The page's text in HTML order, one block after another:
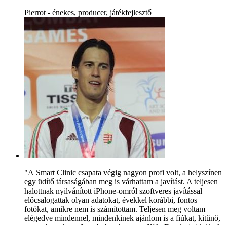
Pierrot - énekes, producer, játékfejlesztő
"A Smart Clinic csapata végig nagyon profi volt, a helyszínen
egy üdítő társaságában meg is várhattam a javítást. A teljesen
halottnak nyilvánított iPhone-omról szoftveres javítással
előcsalogattak olyan adatokat, évekkel korábbi, fontos
fotókat, amikre nem is számítottam. Teljesen meg voltam
elégedve mindennel, mindenkinek ajánlom is a fiúkat, kitűnő,